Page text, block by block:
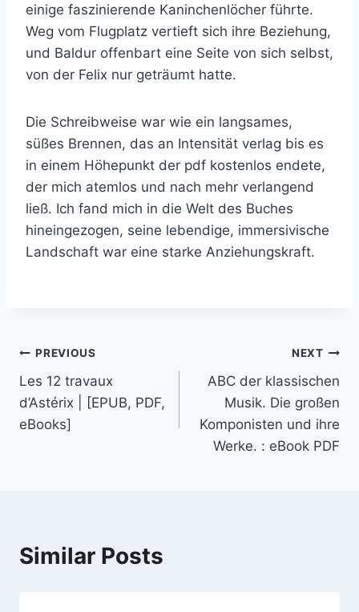
einige faszinierende Kaninchenlöcher führte.
Weg vom Flugplatz vertieft sich ihre Beziehung,
und Baldur offenbart eine Seite von sich selbst,
von der Felix nur geträumt hatte.
Die Schreibweise war wie ein langsames,
süßes Brennen, das an Intensität verlag bis es
in einem Höhepunkt der pdf kostenlos endete,
der mich atemlos und nach mehr verlangend
ließ. Ich fand mich in die Welt des Buches
hineingezogen, seine lebendige, immersivische
Landschaft war eine starke Anziehungskraft.
PREVIOUS
Les 12 travaux
d’Astérix | [EPUB, PDF,
eBooks]
NEXT
ABC der klassischen
Musik. Die großen
Komponisten und ihre
Werke. : eBook PDF
Similar Posts